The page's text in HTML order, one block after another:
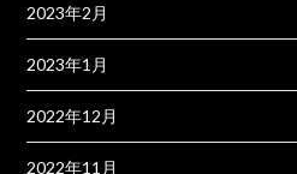
2023年2月
2023年1月
2022年12月
2022年11月